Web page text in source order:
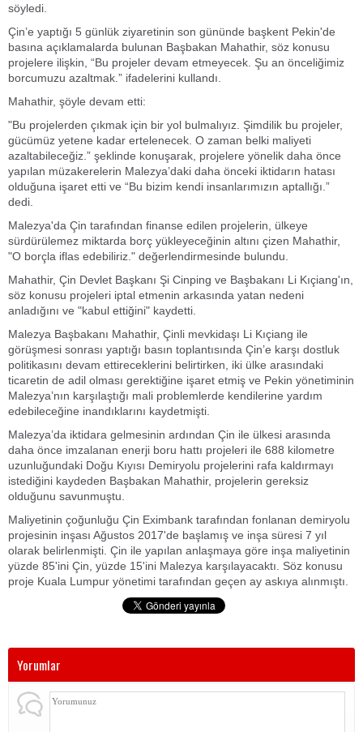
söyledi.
Çin’e yaptığı 5 günlük ziyaretinin son gününde başkent Pekin'de
basına açıklamalarda bulunan Başbakan Mahathir, söz konusu
projelere ilişkin, “Bu projeler devam etmeyecek. Şu an önceliğimiz
borcumuzu azaltmak.” ifadelerini kullandı.
Mahathir, şöyle devam etti:
"Bu projelerden çıkmak için bir yol bulmalıyız. Şimdilik bu projeler,
gücümüz yetene kadar ertelenecek. O zaman belki maliyeti
azaltabileceğiz.” şeklinde konuşarak, projelere yönelik daha önce
yapılan müzakerelerin Malezya’daki daha önceki iktidarın hatası
olduğuna işaret etti ve “Bu bizim kendi insanlarımızın aptallığı.”
dedi.
Malezya'da Çin tarafından finanse edilen projelerin, ülkeye
sürdürülemez miktarda borç yükleyeceğinin altını çizen Mahathir,
"O borçla iflas edebiliriz." değerlendirmesinde bulundu.
Mahathir, Çin Devlet Başkanı Şi Cinping ve Başbakanı Li Kıçiang'ın,
söz konusu projeleri iptal etmenin arkasında yatan nedeni
anladığını ve "kabul ettiğini" kaydetti.
Malezya Başbakanı Mahathir, Çinli mevkidaşı Li Kıçiang ile
görüşmesi sonrası yaptığı basın toplantısında Çin’e karşı dostluk
politikasını devam ettireceklerini belirtirken, iki ülke arasındaki
ticaretin de adil olması gerektiğine işaret etmiş ve Pekin yönetiminin
Malezya’nın karşılaştığı mali problemlerde kendilerine yardım
edebileceğine inandıklarını kaydetmişti.
Malezya’da iktidara gelmesinin ardından Çin ile ülkesi arasında
daha önce imzalanan enerji boru hattı projeleri ile 688 kilometre
uzunluğundaki Doğu Kıyısı Demiryolu projelerini rafa kaldırmayı
istediğini kaydeden Başbakan Mahathir, projelerin gereksiz
olduğunu savunmuştu.
Maliyetinin çoğunluğu Çin Eximbank tarafından fonlanan demiryolu
projesinin inşası Ağustos 2017'de başlamış ve inşa süresi 7 yıl
olarak belirlenmişti. Çin ile yapılan anlaşmaya göre inşa maliyetinin
yüzde 85'ini Çin, yüzde 15'ini Malezya karşılayacaktı. Söz konusu
proje Kuala Lumpur yönetimi tarafından geçen ay askıya alınmıştı.
Yorumlar